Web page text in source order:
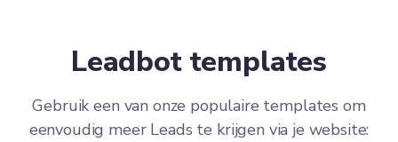
Leadbot templates
Gebruik een van onze populaire templates om
eenvoudig meer Leads te krijgen via je website: